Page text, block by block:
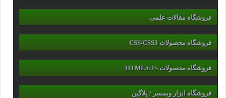
فروشگاه مقالات علمی
فروشگاه محصولات CSS/CSS3
فروشگاه محصولات HTML5/JS
فروشگاه ابزار وبمسر / پلاگین